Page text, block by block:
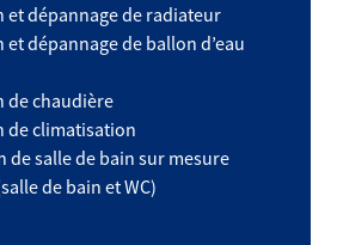
et dépannage de radiateur
dépannage de ballon d’eau
de chaudière
de climatisation
de salle de bain sur mesure
de bain et WC)